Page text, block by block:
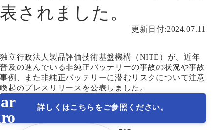
表されました。
更新日付:2024.07.11
独立行政法人製品評価技術基盤機構（NITE）が、近年
普及の進んでいる非純正バッテリーの事故の状況や事故
事例、また非純正バッテリーに潜むリスクについて注意
喚起のプレスリリースを公表しました。
詳しくはこちらをご参照ください。